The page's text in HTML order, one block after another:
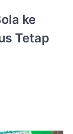
ke
Tetap